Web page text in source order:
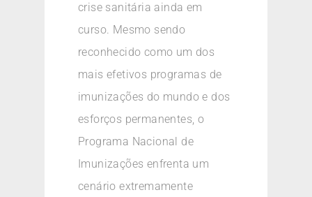
crise sanitária ainda em
curso. Mesmo sendo
reconhecido como um dos
mais efetivos programas de
imunizações do mundo e dos
esforços permanentes, o
Programa Nacional de
Imunizações enfrenta um
cenário extremamente